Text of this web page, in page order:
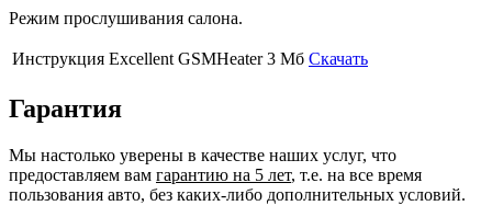
Режим прослушивания салона.
Инструкция Excellent GSMHeater 3 Мб Скачать
Гарантия
Мы настолько уверены в качестве наших услуг, что
предоставляем вам гарантию на 5 лет, т.е. на все время
пользования авто, без каких-либо дополнительных условий.